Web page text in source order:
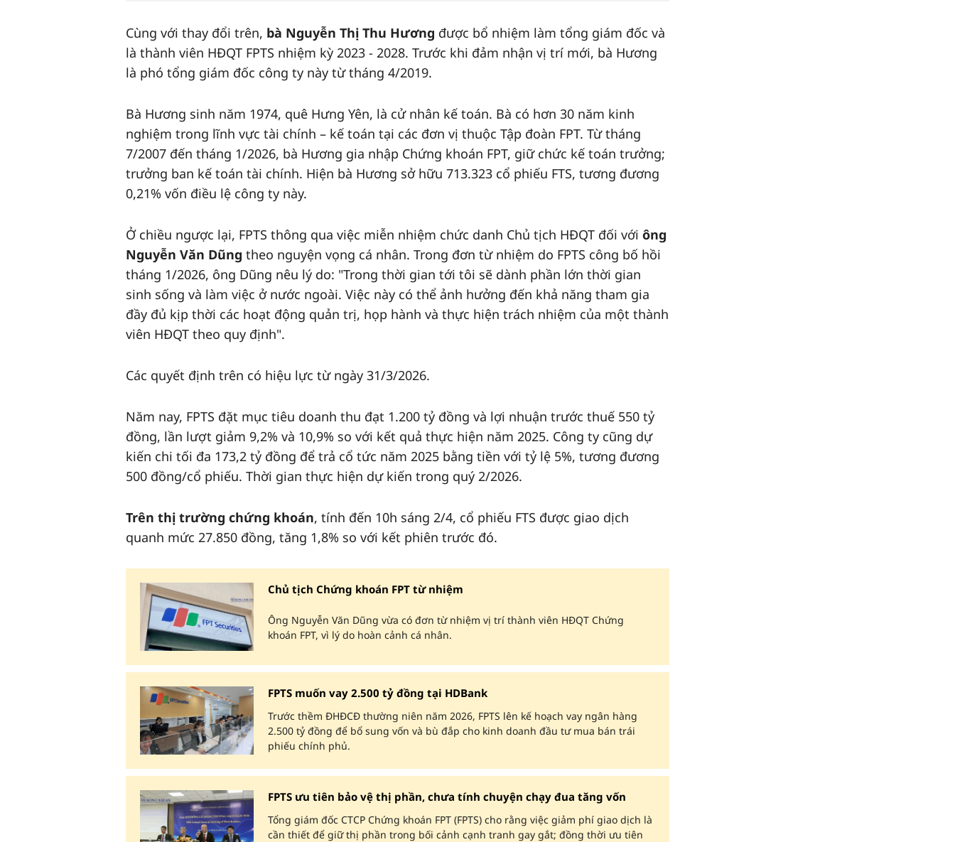
Cùng với thay đổi trên, bà Nguyễn Thị Thu Hương được bổ nhiệm làm tổng giám đốc và
là thành viên HĐQT FPTS nhiệm kỳ 2023 - 2028. Trước khi đảm nhận vị trí mới, bà Hương
là phó tổng giám đốc công ty này từ tháng 4/2019.
Bà Hương sinh năm 1974, quê Hưng Yên, là cử nhân kế toán. Bà có hơn 30 năm kinh
nghiệm trong lĩnh vực tài chính – kế toán tại các đơn vị thuộc Tập đoàn FPT. Từ tháng
7/2007 đến tháng 1/2026, bà Hương gia nhập Chứng khoán FPT, giữ chức kế toán trưởng;
trưởng ban kế toán tài chính. Hiện bà Hương sở hữu 713.323 cổ phiếu FTS, tương đương
0,21% vốn điều lệ công ty này.
Ở chiều ngược lại, FPTS thông qua việc miễn nhiệm chức danh Chủ tịch HĐQT đối với ông
Nguyễn Văn Dũng theo nguyện vọng cá nhân. Trong đơn từ nhiệm do FPTS công bố hồi
tháng 1/2026, ông Dũng nêu lý do: "Trong thời gian tới tôi sẽ dành phần lớn thời gian
sinh sống và làm việc ở nước ngoài. Việc này có thể ảnh hưởng đến khả năng tham gia
đầy đủ kịp thời các hoạt động quản trị, họp hành và thực hiện trách nhiệm của một thành
viên HĐQT theo quy định".
Các quyết định trên có hiệu lực từ ngày 31/3/2026.
Năm nay, FPTS đặt mục tiêu doanh thu đạt 1.200 tỷ đồng và lợi nhuận trước thuế 550 tỷ
đồng, lần lượt giảm 9,2% và 10,9% so với kết quả thực hiện năm 2025. Công ty cũng dự
kiến chi tối đa 173,2 tỷ đồng để trả cổ tức năm 2025 bằng tiền với tỷ lệ 5%, tương đương
500 đồng/cổ phiếu. Thời gian thực hiện dự kiến trong quý 2/2026.
Trên thị trường chứng khoán, tính đến 10h sáng 2/4, cổ phiếu FTS được giao dịch
quanh mức 27.850 đồng, tăng 1,8% so với kết phiên trước đó.
Chủ tịch Chứng khoán FPT từ nhiệm
Ông Nguyễn Văn Dũng vừa có đơn từ nhiệm vị trí thành viên HĐQT Chứng
khoán FPT, vì lý do hoàn cảnh cá nhân.
FPTS muốn vay 2.500 tỷ đồng tại HDBank
Trước thềm ĐHĐCĐ thường niên năm 2026, FPTS lên kế hoạch vay ngân hàng
2.500 tỷ đồng để bổ sung vốn và bù đắp cho kinh doanh đầu tư mua bán trái
phiếu chính phủ.
FPTS ưu tiên bảo vệ thị phần, chưa tính chuyện chạy đua tăng vốn
Tổng giám đốc CTCP Chứng khoán FPT (FPTS) cho rằng việc giảm phí giao dịch là
cần thiết để giữ thị phần trong bối cảnh cạnh tranh gay gắt; đồng thời ưu tiên